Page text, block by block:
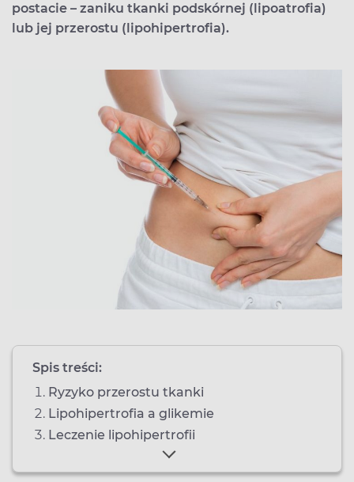
postacie – zaniku tkanki podskórnej (lipoatrofia)
lub jej przerostu (lipohipertrofia).
Spis treści:
Ryzyko przerostu tkanki
Lipohipertrofia a glikemie
Leczenie lipohipertrofii